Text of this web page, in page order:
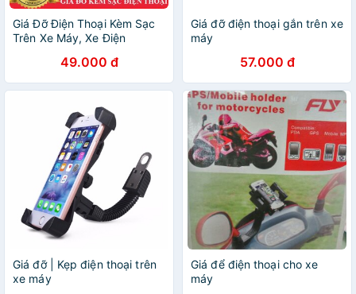
Giá Đỡ Điện Thoại Kèm Sạc
Trên Xe Máy, Xe Điện
49.000 đ
Giá đỡ điện thoại gắn trên xe
máy
57.000 đ
Giá đỡ | Kẹp điện thoại trên
xe máy
Giá để điện thoại cho xe
máy